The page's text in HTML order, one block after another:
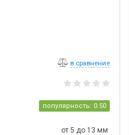
в сравнение
популярность: 0.50
от 5 до 13 мм